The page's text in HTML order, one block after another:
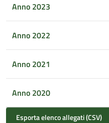
Anno 2023
Anno 2022
Anno 2021
Anno 2020
Esporta elenco allegati (CSV)